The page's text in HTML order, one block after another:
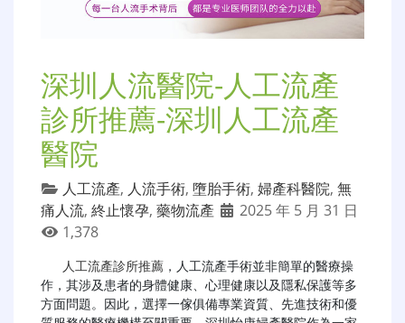
深圳人流醫院-人工流產
診所推薦-深圳人工流產
醫院
人工流產, 人流手術, 墮胎手術, 婦產科醫院, 無
痛人流, 終止懷孕, 藥物流產
2025 年 5 月 31 日
1,378
人工流產診所推薦 ，人工流產手術並非簡單的醫療操
作，其涉及患者的身體健康、心理健康以及隱私保護等多
方面問題。因此，選擇一傢俱備專業資質、先進技術和優